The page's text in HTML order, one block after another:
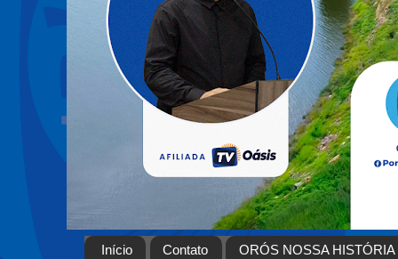
Início Contato ORÓS NOSSA HISTÓRIA